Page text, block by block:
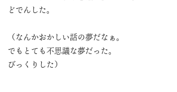
どでんした。
（なんかおかしい話の夢だなぁ。
でもとても不思議な夢だった。
びっくりした）